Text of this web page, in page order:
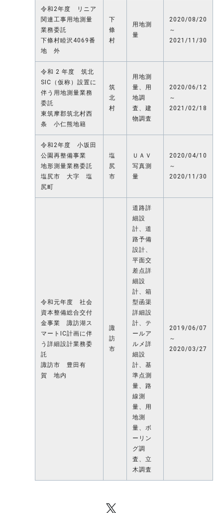
令和2年度 リニア
関連工事用地測量
業務委託
下條村睦沢4069番
地 外
下
條
村
用地測
量
2020/08/20
～
2021/11/30
令和 2 年度 筑北
SIC（仮称）設置に
伴う用地測量業務
委託
東筑摩郡筑北村西
条 小仁熊地籍
筑
北
村
用地測
量、用
地調
査、建
物調査
2020/06/12
～
2021/02/18
令和2年度 小坂田
公園再整備事業
地形測量業務委託
塩尻市 大字 塩
尻町
塩
尻
市
ＵＡＶ
写真測
量
2020/04/10
～
2020/11/30
令和元年度 社会
資本整備総合交付
金事業 諏訪湖ス
マートIC計画に伴
う詳細設計業務委
託
諏訪市 豊田有
賀 地内
諏
訪
市
道路詳
細設
計、道
路予備
設計、
平面交
差点詳
細設
計、箱
型函渠
詳細設
計、テ
ールア
ルメ詳
細設
計、基
準点測
量、路
線測
量、用
地測
量、ボ
ーリン
グ調
査、立
木調査
2019/06/07
～
2020/03/27